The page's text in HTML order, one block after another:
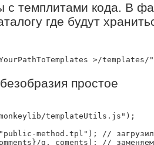
с темплитами кода. В
где будут
>/
простое
monkeylib/templateUtils.js");
method.tpl"); //